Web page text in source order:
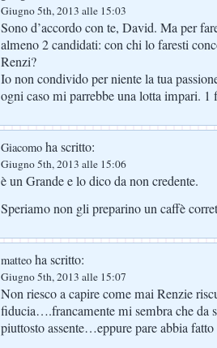
Giugno 5th, 2013 alle 15:03
Sono d’accordo con te, David. Ma per
almeno 2 candidati: con chi lo faresti
Renzi?
Io non condivido per niente la tua
ogni caso mi parrebbe una lotta impari. 1
Giacomo ha scritto:
Giugno 5th, 2013 alle 15:06
è un Grande e lo dico da non credente.
Speriamo non gli preparino un caffè
matteo ha scritto:
Giugno 5th, 2013 alle 15:07
Non riesco a capire come mai Renzie
fiducia….francamente mi sembra che da
piuttosto assente…eppure pare abbia